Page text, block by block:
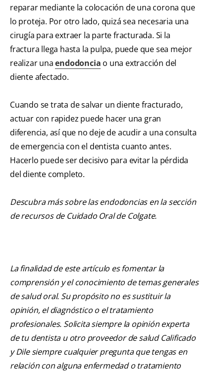
reparar mediante la colocación de una corona que
lo proteja. Por otro lado, quizá sea necesaria una
cirugía para extraer la parte fracturada. Si la
fractura llega hasta la pulpa, puede que sea mejor
realizar unaendodoncia o una extracción del
diente afectado.
Cuando se trata de salvar un diente fracturado,
actuar con rapidez puede hacer una gran
diferencia, así que no deje de acudir a una consulta
de emergencia con el dentista cuanto antes.
Hacerlo puede ser decisivo para evitar la pérdida
del diente completo.
Descubra más sobre las endodoncias en la sección
de recursos de Cuidado Oral de Colgate.
La finalidad de este artículo es fomentar la
comprensión y el conocimiento de temas generales
de salud oral. Su propósito no es sustituir la
opinión, el diagnóstico o el tratamiento
profesionales. Solicita siempre la opinión experta
de tu dentista u otro proveedor de salud Calificado
y Dile siempre cualquier pregunta que tengas en
relación con alguna enfermedad o tratamiento